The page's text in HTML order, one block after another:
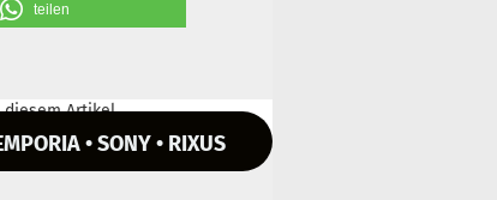
teilen
Artikel.
• SONY • RIXUS